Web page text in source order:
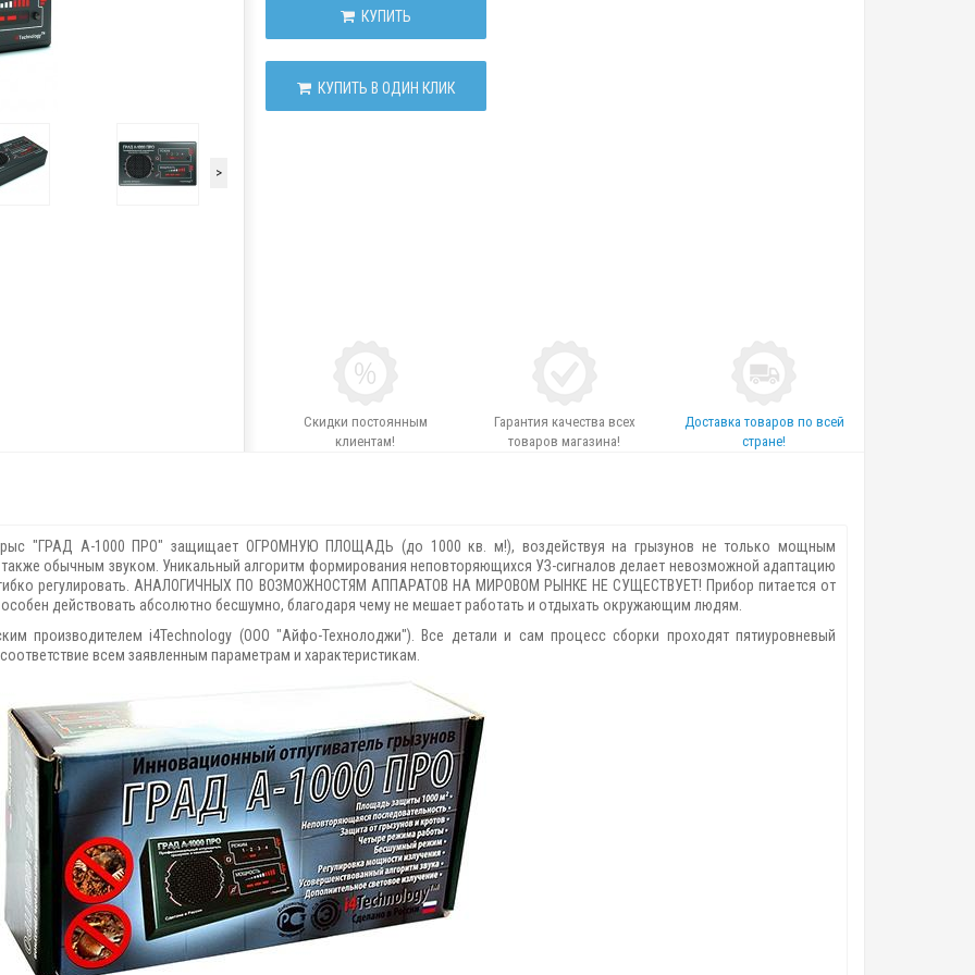
>
КУПИТЬ
КУПИТЬ В ОДИН КЛИК
Скидки постоянным
клиентам!
Гарантия качества всех
товаров магазина!
Доставка товаров по всей
стране!
крыс "ГРАД А-1000 ПРО" защищает ОГРОМНУЮ ПЛОЩАДЬ (до 1000 кв. м!), воздействуя на грызунов не только мощным
обычным звуком. Уникальный алгоритм формирования неповторяющихся УЗ-сигналов делает невозможной адаптацию
гибко регулировать. АНАЛОГИЧНЫХ ПО ВОЗМОЖНОСТЯМ АППАРАТОВ НА МИРОВОМ РЫНКЕ НЕ СУЩЕСТВУЕТ! Прибор питается от
действовать абсолютно бесшумно, благодаря чему не мешает работать и отдыхать окружающим людям.
производителем i4Technology (ООО "Айфо-Технолоджи"). Все детали и сам процесс сборки проходят пятиуровневый
всем заявленным параметрам и характеристикам.